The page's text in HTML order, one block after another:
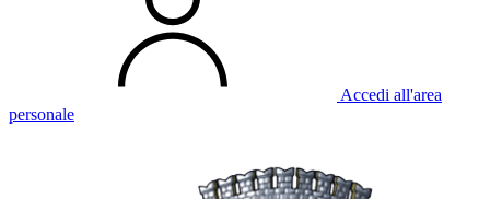
Accedi all'area
personale